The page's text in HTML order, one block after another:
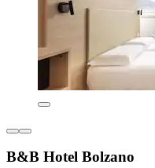
B&B Hotel Bolzano